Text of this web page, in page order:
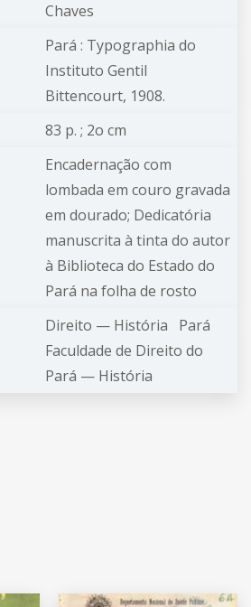
Chaves
Pará : Typographia do
Instituto Gentil
Bittencourt, 1908.
83 p. ; 2o cm
Encadernação com
lombada em couro gravada
em dourado; Dedicatória
manuscrita à tinta do autor
à Biblioteca do Estado do
Pará na folha de rosto
Direito — História
Pará
Faculdade de Direito do
Pará — História